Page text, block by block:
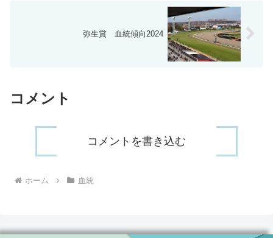
弥生賞 血統傾向2024
コメント
コメントを書き込む
ホーム 血統